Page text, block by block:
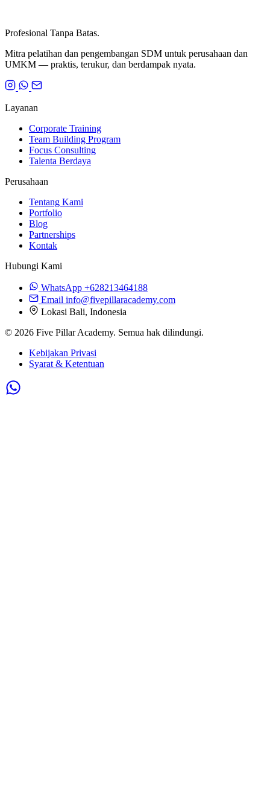
Profesional Tanpa Batas.
Mitra pelatihan dan pengembangan SDM untuk perusahaan dan
UMKM — praktis, terukur, dan berdampak nyata.
Layanan
Corporate Training
Team Building Program
Focus Consulting
Talenta Berdaya
Perusahaan
Tentang Kami
Portfolio
Blog
Partnerships
Kontak
Hubungi Kami
WhatsApp +628213464188
Email info@fivepillaracademy.com
Lokasi Bali, Indonesia
© 2026 Five Pillar Academy. Semua hak dilindungi.
Kebijakan Privasi
Syarat & Ketentuan